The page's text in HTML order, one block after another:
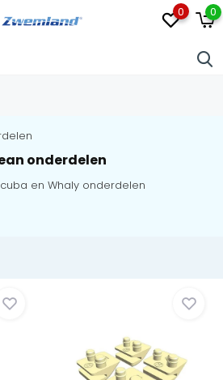
0 0
onderdelen
en Whaly onderdelen